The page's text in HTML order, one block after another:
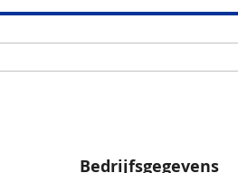
Bedrijfsgegevens